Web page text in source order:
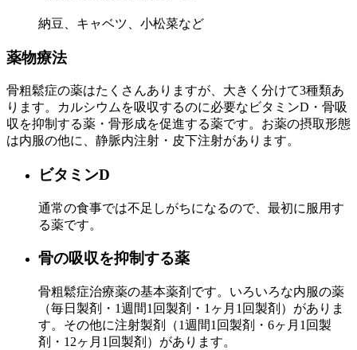
納豆、キャベツ、小松菜など
薬物療法
骨粗鬆症の薬はたくさんありますが、大きく分けて3種類あ
ります。カルシウムを吸収するのに必要なビタミンD・骨吸
収を抑制する薬・骨形成を促進する薬です。お薬の摂取形態
は内服の他に、静脈内注射・皮下注射があります。
ビタミンD
通常の食事では不足しがちになるので、最初に服用す
る薬です。
骨の吸収を抑制する薬
骨粗鬆症治療薬の基本薬剤です。いろいろな内服の薬
（毎日製剤・1週間1回製剤・1ヶ月1回製剤）がありま
す。その他に注射製剤（1週間1回製剤・6ヶ月1回製
剤・12ヶ月1回製剤）があります。